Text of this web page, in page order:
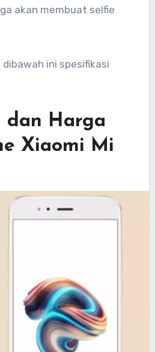
akan membuat selfie
ini spesifikasi
dan Harga
Xiaomi Mi